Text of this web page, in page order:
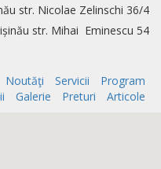
str. Nicolae Zelinschi 36/4
str. Mihai Eminescu 54
Noutăţi Servicii
Program
Galerie Preturi Articole